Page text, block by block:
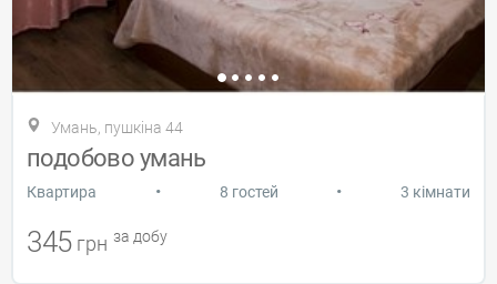
Умань, пушкіна 44
подобово умань
Квартира • 8 гостей • 3 кімнати
345 грн за добу